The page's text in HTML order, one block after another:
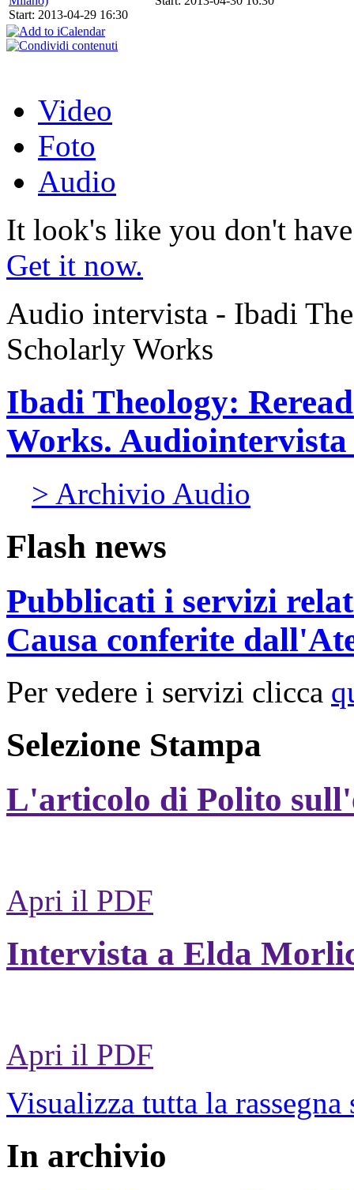
Start: 2013-04-29 16:30
Video
Foto
Audio
It look's like you don't
Get it now.
Audio intervista - Ibadi
Scholarly Works
Ibadi Theology:
Works.
> Archivio Audio
Flash news
Pubblicati i servizi
Causa conferite
Per vedere i servizi clicca
Selezione Stampa
L'articolo di Polito
Apri il PDF
Intervista a Elda
Apri il PDF
Visualizza tutta la rassegna
In archivio